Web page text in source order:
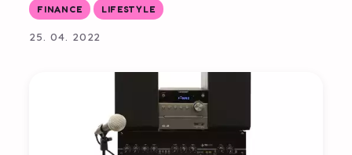
FINANCE LIFESTYLE
25. 04. 2022